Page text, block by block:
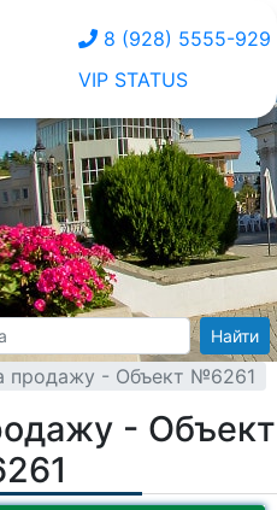
8 (928) 5555-929
VIP STATUS
Найти
продажу - Объект №6261
- Объект